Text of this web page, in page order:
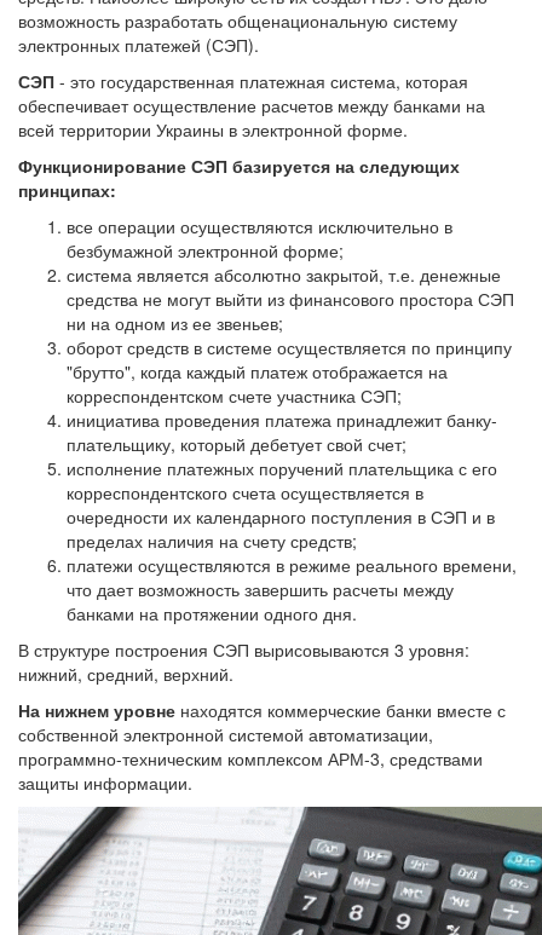
возможность разработать общенациональную систему
электронных платежей (СЭП).
СЭП - это государственная платежная система, которая
обеспечивает осуществление расчетов между банками на
всей территории Украины в электронной форме.
Функционирование СЭП базируется на следующих
принципах:
все операции осуществляются исключительно в
безбумажной электронной форме;
система является абсолютно закрытой, т.е. денежные
средства не могут выйти из финансового простора СЭП
ни на одном из ее звеньев;
оборот средств в системе осуществляется по принципу
"брутто", когда каждый платеж отображается на
корреспондентском счете участника СЭП;
инициатива проведения платежа принадлежит банку-
плательщику, который дебетует свой счет;
исполнение платежных поручений плательщика с его
корреспондентского счета осуществляется в
очередности их календарного поступления в СЭП и в
пределах наличия на счету средств;
платежи осуществляются в режиме реального времени,
что дает возможность завершить расчеты между
банками на протяжении одного дня.
В структуре построения СЭП вырисовываются 3 уровня:
нижний, средний, верхний.
На нижнем уровне находятся коммерческие банки вместе с
собственной электронной системой автоматизации,
программно-техническим комплексом АРМ-3, средствами
защиты информации.